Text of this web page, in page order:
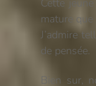
Cette
mature
J’admire
de pensée.
Bien sur,